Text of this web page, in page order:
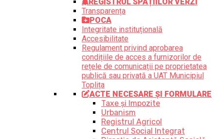
Transparența
POCA
Integritate instituțională
Accesibilitate
Regulament privind aprobarea
condițiile de acces a furnizorilor de
rețele de comunicații pe proprietatea
publică sau privată a UAT Municipiul
Toplița
ACTE NECESARE ȘI FORMULARE
Taxe și Impozite
Urbanism
Registrul Agricol
Centrul Social Integrat